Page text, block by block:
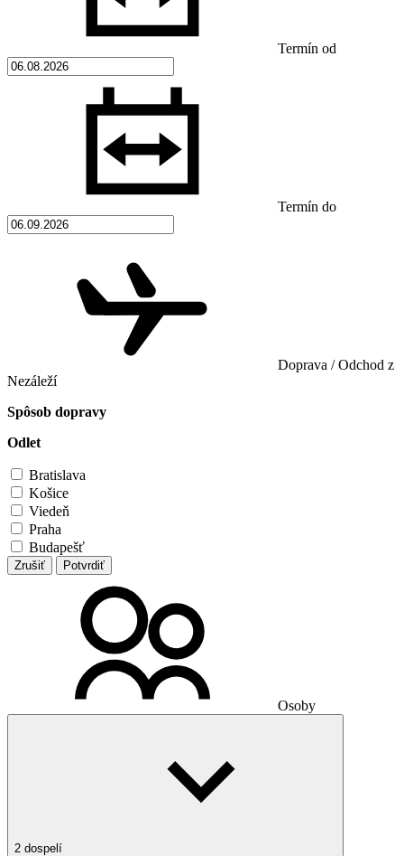
Termín od
Termín do
Doprava / Odchod z
Nezáleží
Spôsob dopravy
Odlet
Bratislava
Košice
Viedeň
Praha
Budapešť
Zrušiť Potvrdiť
Osoby
2 dospelí